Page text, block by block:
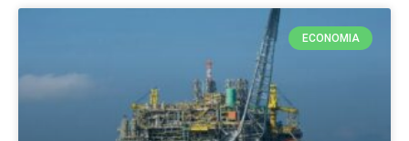
ECONOMIA